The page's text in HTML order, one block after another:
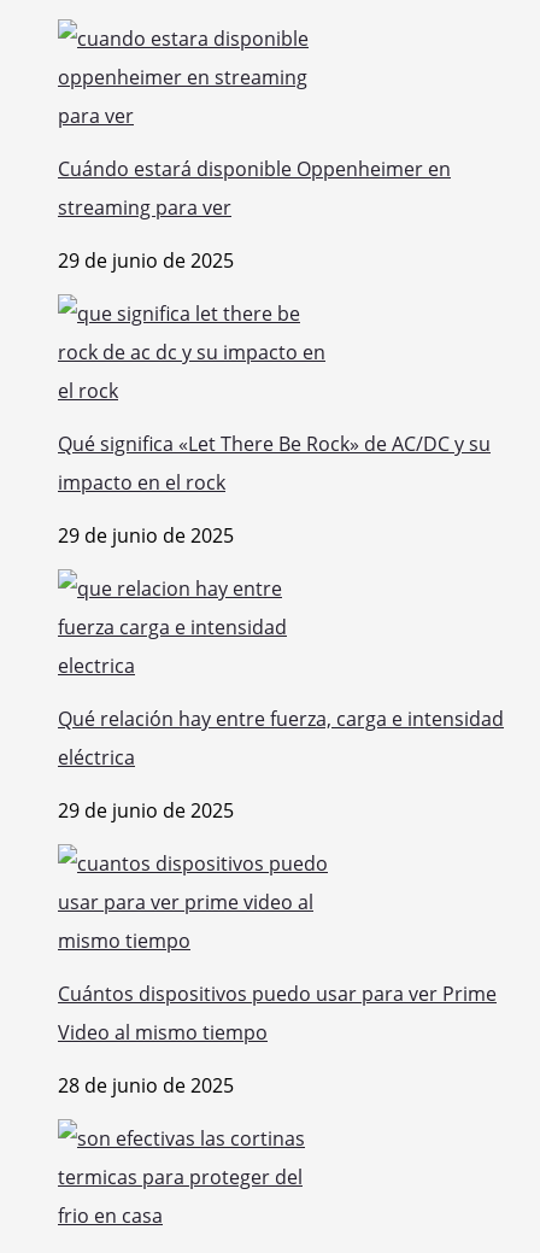
Cuándo estará disponible Oppenheimer en
streaming para ver
29 de junio de 2025
Qué significa «Let There Be Rock» de AC/DC y su
impacto en el rock
29 de junio de 2025
Qué relación hay entre fuerza, carga e intensidad
eléctrica
29 de junio de 2025
Cuántos dispositivos puedo usar para ver Prime
Video al mismo tiempo
28 de junio de 2025